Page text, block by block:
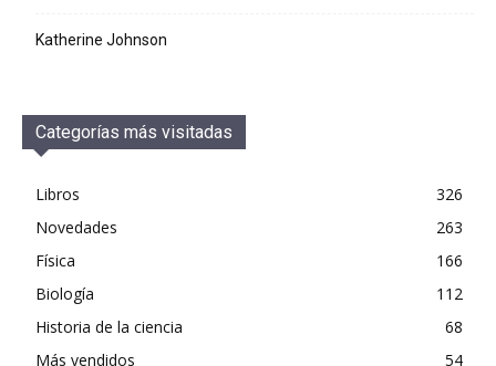
Katherine Johnson
Categorías más visitadas
Libros
326
Novedades
263
Física
166
Biología
112
Historia de la ciencia
68
Más vendidos
54